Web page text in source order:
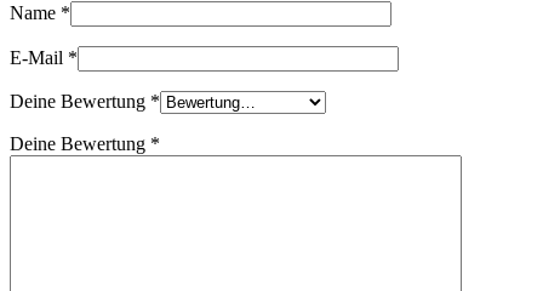
Name *
E-Mail *
Deine Bewertung *
Deine Bewertung *